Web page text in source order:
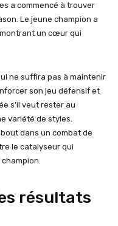
a commencé à trouver
Le jeune champion a
un cœur qui
ne suffira pas à maintenir
son jeu défensif et
s’il veut rester au
variété de styles.
bout dans un combat de
le catalyseur qui
résultats